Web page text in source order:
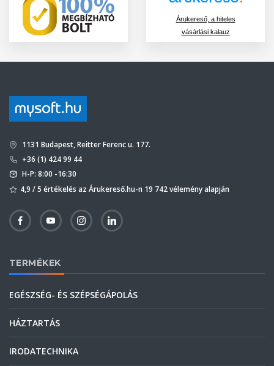
Árukereső, a hiteles
vásárlási kalauz
1131 Budapest, Reitter Ferenc u. 177.
+36 (1) 424 99 44
H-P: 8:00 -16:30
4,9 / 5 értékelés az Árukereső.hu-n 19 742 vélemény alapján
TERMÉKEK
EGÉSZSÉG- ÉS SZÉPSÉGÁPOLÁS
HÁZTARTÁS
IRODATECHNIKA